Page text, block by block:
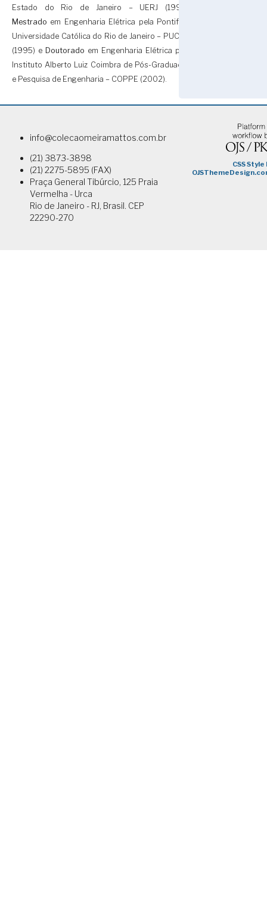
Estado do Rio de Janeiro – UERJ (1990),
Mestrado em Engenharia Elétrica pela Pontifícia
Universidade Católica do Rio de Janeiro – PUC-RJ
(1995) e Doutorado em Engenharia Elétrica pelo
Instituto Alberto Luiz Coimbra de Pós-Graduação
e Pesquisa de Engenharia – COPPE (2002).
info@colecaomeiramattos.com.br
(21) 3873-3898
(21) 2275-5895 (FAX)
Praça General Tibúrcio, 125 Praia
Vermelha - Urca
Rio de Janeiro - RJ, Brasil. CEP
22290-270